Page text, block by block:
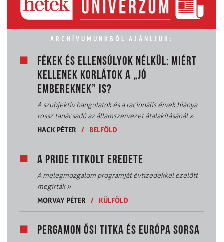
ARCHÍVUMUNKBÓL AJÁNLJUK:
FÉKEK ÉS ELLENSÚLYOK NÉLKÜL: MIÉRT
KELLENEK KORLÁTOK A „JÓ
EMBEREKNEK” IS?
A szubjektív hangulatok és a racionális érvek hiánya
rossz tanácsadó az államszervezet átalakításánál»
HACK PÉTER
/ BELFÖLD
A PRIDE TITKOLT EREDETE
A melegmozgalom programját évtizedekkel ezelőtt
megírták»
MORVAY PÉTER
/ KÜLFÖLD
PERGAMON ŐSI TITKA ÉS EURÓPA SORSA